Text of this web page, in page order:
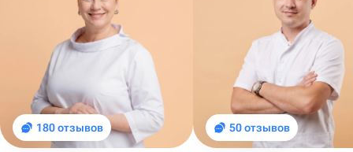
180 отзывов 50 отзывов